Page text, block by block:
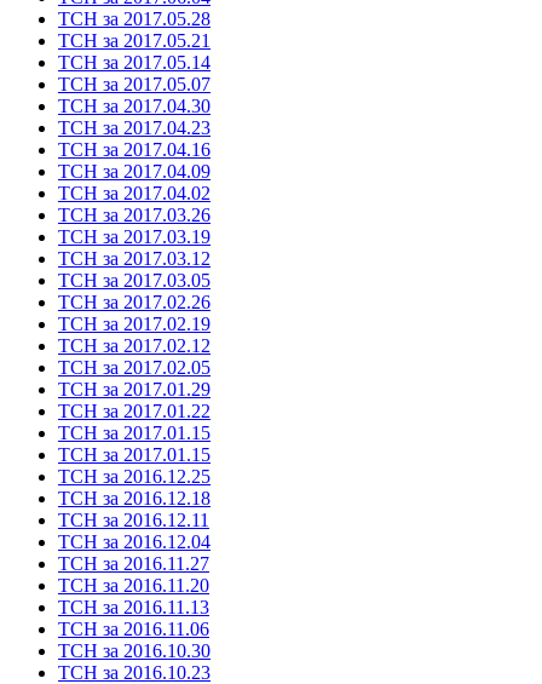
ТСН за 2017.05.28
ТСН за 2017.05.21
ТСН за 2017.05.14
ТСН за 2017.05.07
ТСН за 2017.04.30
ТСН за 2017.04.23
ТСН за 2017.04.16
ТСН за 2017.04.09
ТСН за 2017.04.02
ТСН за 2017.03.26
ТСН за 2017.03.19
ТСН за 2017.03.12
ТСН за 2017.03.05
ТСН за 2017.02.26
ТСН за 2017.02.19
ТСН за 2017.02.12
ТСН за 2017.02.05
ТСН за 2017.01.29
ТСН за 2017.01.22
ТСН за 2017.01.15
ТСН за 2017.01.15
ТСН за 2016.12.25
ТСН за 2016.12.18
ТСН за 2016.12.11
ТСН за 2016.12.04
ТСН за 2016.11.27
ТСН за 2016.11.20
ТСН за 2016.11.13
ТСН за 2016.11.06
ТСН за 2016.10.30
ТСН за 2016.10.23